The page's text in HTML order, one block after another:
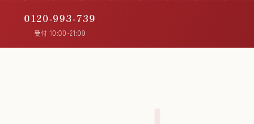
0120-993-739
受付 10:00-21:00